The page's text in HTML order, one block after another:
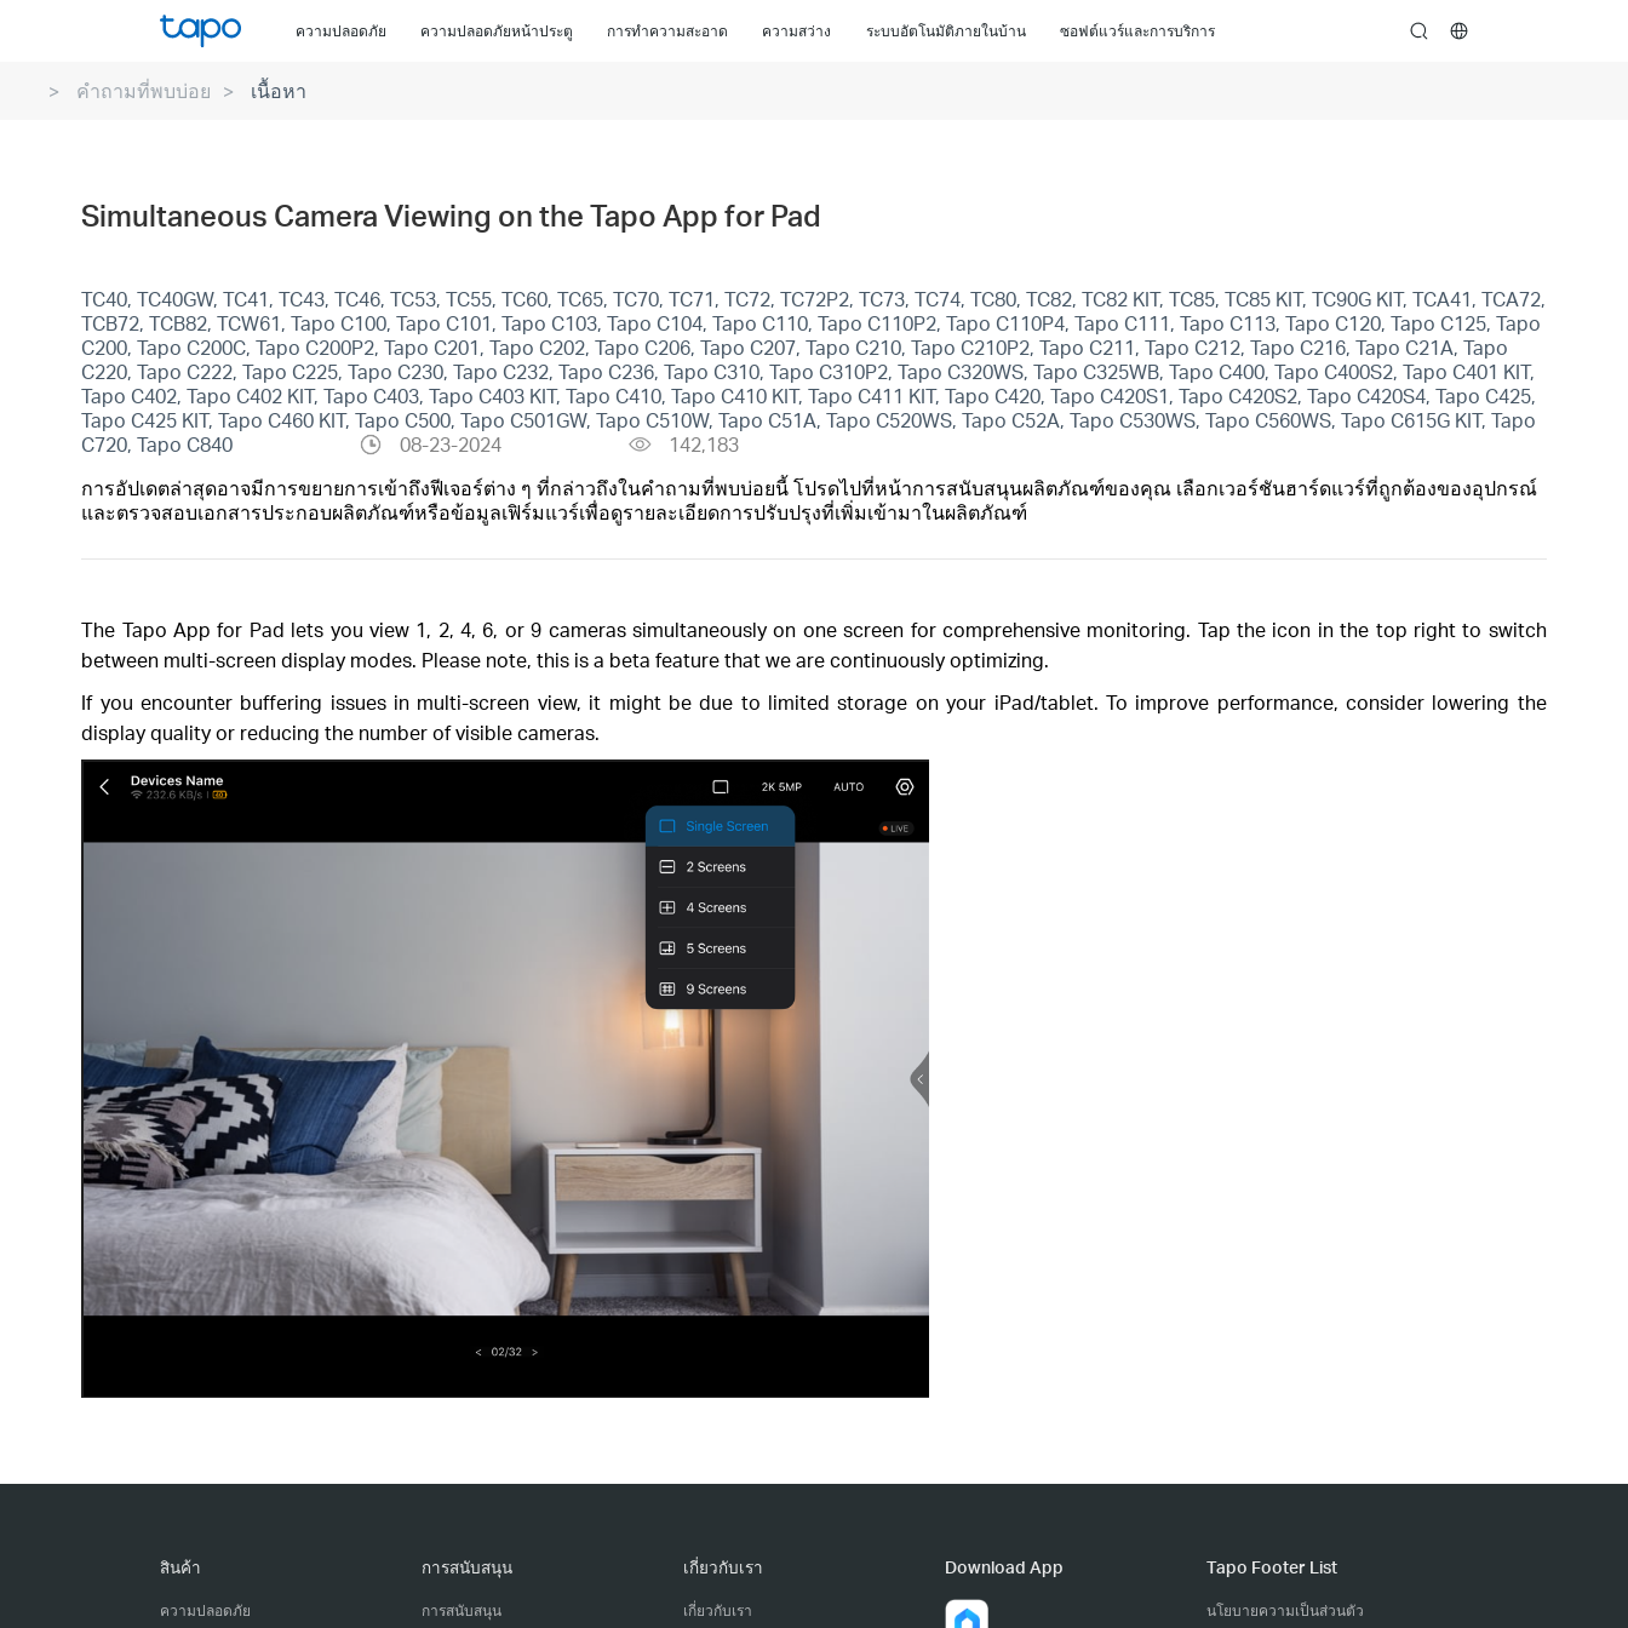
ความปลอดภัย ความปลอดภัยหน้าประตู การทำความสะอาด ความสว่าง ระบบอัตโนมัติภายในบ้าน ซอฟต์แวร์และการบริการ search
คำถามที่พบบ่อย เนื้อหา
Simultaneous Camera Viewing on the Tapo App for Pad
TC40, TC40GW, TC41, TC43, TC46, TC53, TC55, TC60, TC65, TC70, TC71, TC72, TC72P2, TC73, TC74, TC80, TC82, TC82 KIT, TC85, TC85 KIT, TC90G KIT, TCA41, TCA72,
TCB72, TCB82, TCW61, Tapo C100, Tapo C101, Tapo C103, Tapo C104, Tapo C110, Tapo C110P2, Tapo C110P4, Tapo C111, Tapo C113, Tapo C120, Tapo C125, Tapo
C200, Tapo C200C, Tapo C200P2, Tapo C201, Tapo C202, Tapo C206, Tapo C207, Tapo C210, Tapo C210P2, Tapo C211, Tapo C212, Tapo C216, Tapo C21A, Tapo
C220, Tapo C222, Tapo C225, Tapo C230, Tapo C232, Tapo C236, Tapo C310, Tapo C310P2, Tapo C320WS, Tapo C325WB, Tapo C400, Tapo C400S2, Tapo C401 KIT,
Tapo C402, Tapo C402 KIT, Tapo C403, Tapo C403 KIT, Tapo C410, Tapo C410 KIT, Tapo C411 KIT, Tapo C420, Tapo C420S1, Tapo C420S2, Tapo C420S4, Tapo C425,
Tapo C425 KIT, Tapo C460 KIT, Tapo C500, Tapo C501GW, Tapo C510W, Tapo C51A, Tapo C520WS, Tapo C52A, Tapo C530WS, Tapo C560WS, Tapo C615G KIT, Tapo
C720, Tapo C840
08-23-2024
142,183
การอัปเดตล่าสุดอาจมีการขยายการเข้าถึงฟีเจอร์ต่าง ๆ ที่กล่าวถึงในคำถามที่พบบ่อยนี้ โปรดไปที่หน้าการสนับสนุนผลิตภัณฑ์ของคุณ เลือกเวอร์ชันฮาร์ดแวร์ที่ถูกต้องของอุปกรณ์
และตรวจสอบเอกสารประกอบผลิตภัณฑ์หรือข้อมูลเฟิร์มแวร์เพื่อดูรายละเอียดการปรับปรุงที่เพิ่มเข้ามาในผลิตภัณฑ์
The Tapo App for Pad lets you view 1, 2, 4, 6, or 9 cameras simultaneously on one screen for comprehensive monitoring. Tap the icon in the top right to switch
between multi-screen display modes. Please note, this is a beta feature that we are continuously optimizing.
If you encounter buffering issues in multi-screen view, it might be due to limited storage on your iPad/tablet. To improve performance, consider lowering the
display quality or reducing the number of visible cameras.
สินค้า
ความปลอดภัย
การสนับสนุน
การสนับสนุน
เกี่ยวกับเรา
เกี่ยวกับเรา
Download App Tapo Footer List
นโยบายความเป็นส่วนตัว